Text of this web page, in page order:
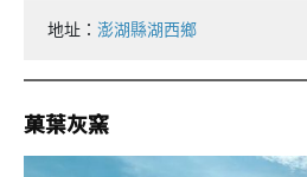
地址： 澎湖縣湖西鄉
菓葉灰窯